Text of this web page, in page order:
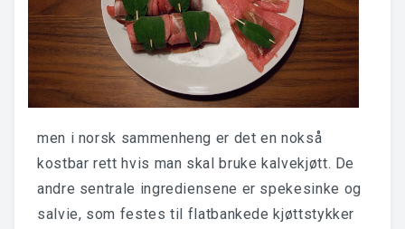
men i norsk sammenheng er det en nokså
kostbar rett hvis man skal bruke kalvekjøtt. De
andre sentrale ingrediensene er spekesinke og
salvie, som festes til flatbankede kjøttstykker